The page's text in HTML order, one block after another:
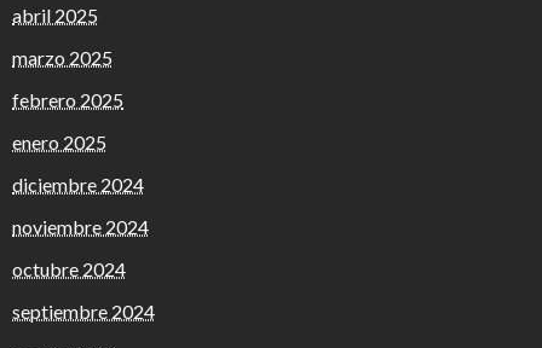
abril 2025
marzo 2025
febrero 2025
enero 2025
diciembre 2024
noviembre 2024
octubre 2024
septiembre 2024